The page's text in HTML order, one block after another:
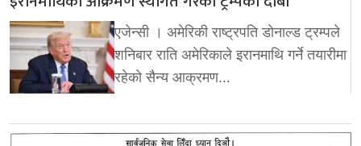
एजेन्सी । अमेरिकी राष्ट्रपति डोनाल्ड ट्रम्पले
शनिबार राति अमेरिकाले इरानमाथि गर्ने तयारीमा
रहेको सैन्य आक्रमण…